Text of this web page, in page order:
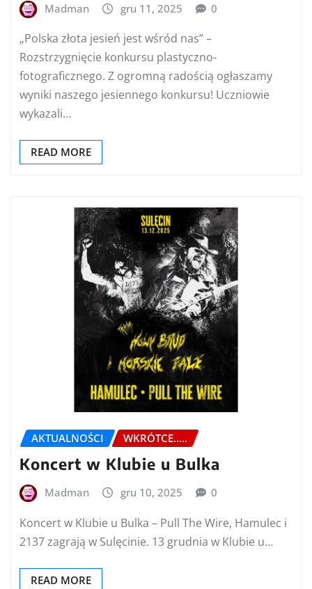
Madman gru 11, 2025 0
„Polska złota jesień jest wśród nas” –
Rozstrzygnięcie konkursu plastyczno-
fotograficznego. Z ogromną radością ogłaszamy
wyniki naszego jesiennego konkursu! Uczniowie
wykazali…
READ MORE
AKTUALNOŚCI WKRÓTCE.....
Koncert w Klubie u Bulka
Madman gru 10, 2025 0
Koncert w Klubie u Bulka – Pull The Wire, Hamulec i
2137 zagrają w Sulęcinie. 13 grudnia w Klubie u…
READ MORE